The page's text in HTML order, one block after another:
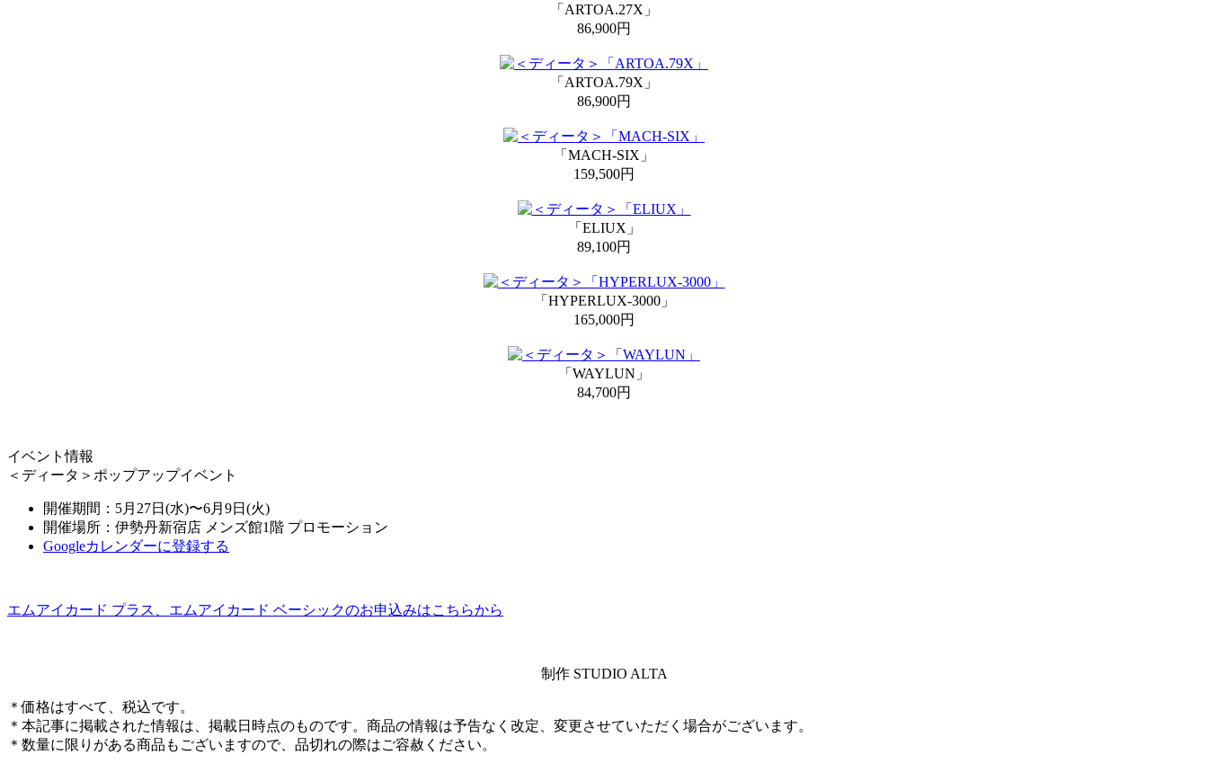
「ARTOA.27X」
86,900円
「ARTOA.79X」
86,900円
「MACH-SIX」
159,500円
「ELIUX」
89,100円
「HYPERLUX-3000」
165,000円
「WAYLUN」
84,700円
イベント情報
＜ディータ＞ポップアップイベント
開催期間：5月27日(水)〜6月9日(火)
開催場所：伊勢丹新宿店 メンズ館1階 プロモーション
Googleカレンダーに登録する
エムアイカード プラス、エムアイカード ベーシックのお申込みはこちらから
制作 STUDIO ALTA
＊価格はすべて、税込です。
＊本記事に掲載された情報は、掲載日時点のものです。商品の情報は予告なく改定、変更させていただく場合がございます。
＊数量に限りがある商品もございますので、品切れの際はご容赦ください。